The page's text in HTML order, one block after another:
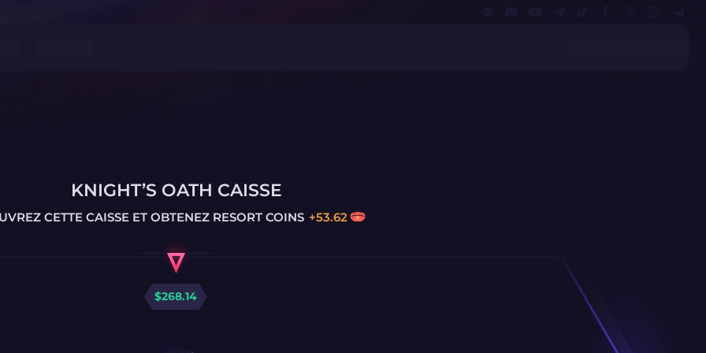
KNIGHT’S OATH CAISSE
CETTE CAISSE ET OBTENEZRESORT COINS +53.62
$268.14